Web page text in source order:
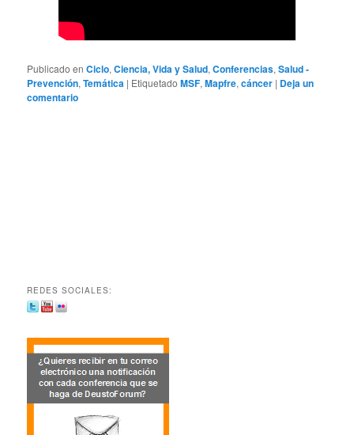
Publicado en Ciclo,Ciencia, Vida y Salud,Conferencias,Salud -
Prevención,Temática | Etiquetado MSF,Mapfre,cáncer | Deja un
comentario
REDES SOCIALES: